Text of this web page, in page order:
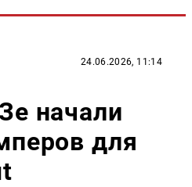
24.06.2026, 11:14
начали
для